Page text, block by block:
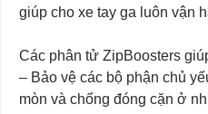
giúp cho xe tay ga luôn vận
Các phân tử ZipBoosters
– Bảo vệ các bộ phận chủ
mòn và chống đóng cặn ở